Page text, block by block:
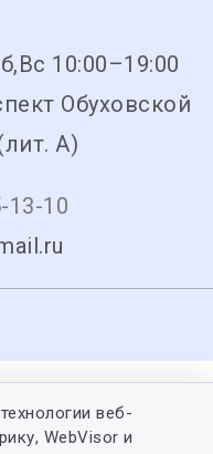
10:00–19:00
Обуховской
А)
13-10
веб-
WebVisor и